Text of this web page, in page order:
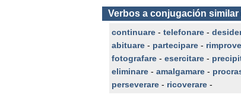
Verbos a conjugación
continuare - telefonare -
abituare - partecipare -
fotografare - esercitare -
eliminare - amalgamare -
perseverare - ricoverare -